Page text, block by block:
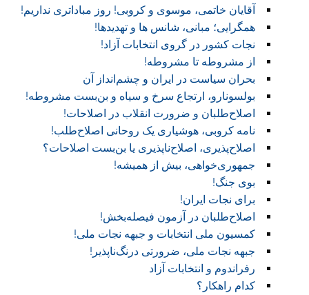
آقایان خاتمی، موسوی و کروبی! روز مباداتری نداریم!‏
همگرایی؛ مبانی، شانس ها و تهدیدها!
نجات کشور در گروی انتخابات آزاد!
از مشروطه تا مشروطه!
بحران سیاست در ایران و چشم‌انداز آن
بولسونارو، ارتجاع سرخ و سیاه و بن‌بست مشروطه!
اصلاح‌طلبان و ضرورت انقلاب در اصلاحات!
نامه کروبی، هوشیاری یک روحانی اصلاح‌طلب!
اصلاح‌پذیری، اصلاح‌ناپذیری یا بن‌بست اصلاحات؟
جمهوری‌خواهی، بیش از همیشه!
بوی جنگ!
برای نجات ایران!
اصلاح‌طلبان در آزمون فیصله‌بخش!
کمسیون ملی انتخابات و جبهه نجات ملی!
جبهه نجات ملی، ضرورتی درنگ‌ناپذیر!
رفراندوم و انتخابات آزاد
کدام راهکار؟